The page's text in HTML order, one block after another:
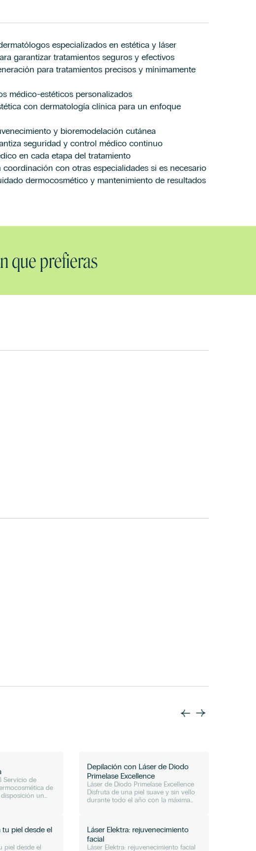
especializados en estética y láser
garantizar tratamientos seguros y efectivos
para tratamientos precisos y mínimamente
médico-estéticos personalizados
con dermatología clínica para un enfoque
y bioremodelación cutánea
seguridad y control médico continuo
en cada etapa del tratamiento
con otras especialidades si es necesario
dermocosmético y mantenimiento de resultados
que prefieras
Servicio de
de
un
piel desde el
piel desde el
Depilación con Láser de Diodo
Primelase Excellence
Láser de Diodo Primelase Excellence
Disfruta de una piel suave y sin vello
durante todo el año con la máxima
Láser Elektra: rejuvenecimiento
facial
Láser Elektra: rejuvenecimiento facial